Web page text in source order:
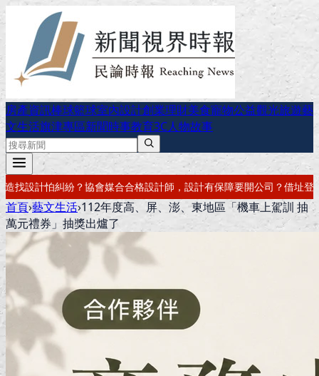
房產資訊棒球籃球室內設計創業理財美食寵物公益觀光旅遊藝
文生活旗津專區新聞時事教育3C人物故事
計有保障要開公司？借址登記・公司設立・工商登記一次辦好記帳報
首頁›藝文生活›112年度高、屏、澎、東地區「機車上駕訓 抽
萬元禮券」抽獎出爐了